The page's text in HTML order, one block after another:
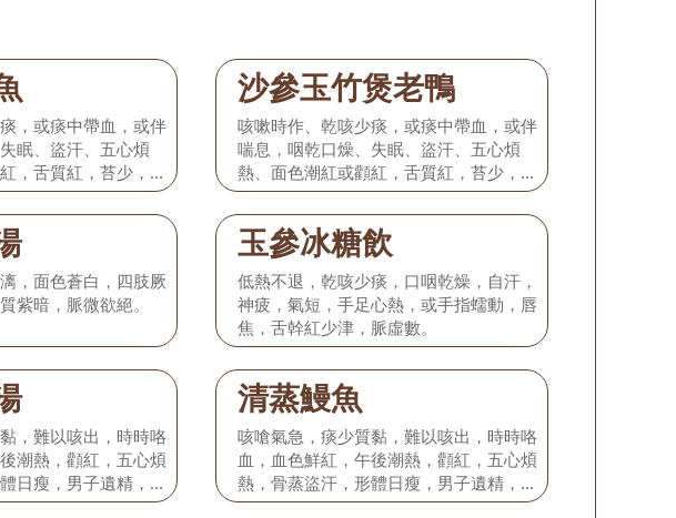
，或痰中帶血，或伴
眠、盜汗、五心煩
，舌質紅，苔少，脈
沙參玉竹煲老鴨
咳嗽時作、乾咳少痰，或痰中帶血，或伴
喘息，咽乾口燥、失眠、盜汗、五心煩
熱、面色潮紅或顴紅，舌質紅，苔少，脈
細數弱。
，面色蒼白，四肢厥
紫暗，脈微欲絕。
玉參冰糖飲
低熱不退，乾咳少痰，口咽乾燥，自汗，
神疲，氣短，手足心熱，或手指蠕動，唇
焦，舌幹紅少津，脈虛數。
，難以咳出，時時咯
潮熱，顴紅，五心煩
日瘦，男子遺精，女
紅絳而幹，舌苔黃或
清蒸鰻魚
咳嗆氣急，痰少質黏，難以咳出，時時咯
血，血色鮮紅，午後潮熱，顴紅，五心煩
熱，骨蒸盜汗，形體日瘦，男子遺精，女
子夢交或經閉，舌質紅絳而幹，舌苔黃或